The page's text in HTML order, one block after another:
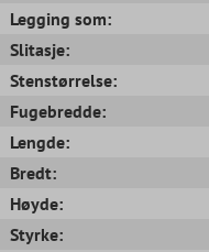
Legging som:
Slitasje:
Stenstørrelse:
Fugebredde:
Lengde:
Bredt:
Høyde:
Styrke: